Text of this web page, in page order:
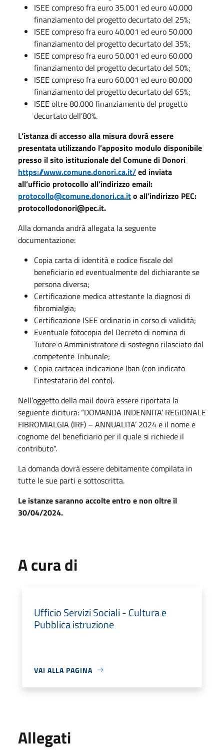
ISEE compreso fra euro 35.001 ed euro 40.000
finanziamento del progetto decurtato del 25%;
ISEE compreso fra euro 40.001 ed euro 50.000
finanziamento del progetto decurtato del 35%;
ISEE compreso fra euro 50.001 ed euro 60.000
finanziamento del progetto decurtato del 50%;
ISEE compreso fra euro 60.001 ed euro 80.000
finanziamento del progetto decurtato del 65%;
ISEE oltre 80.000 finanziamento del progetto
decurtato dell’80%.
L’istanza di accesso alla misura dovrà essere
presentata utilizzando l’apposito modulo disponibile
presso il sito istituzionale del Comune di Donori
https://www.comune.donori.ca.it/ed inviata
all’ufficio protocollo all’indirizzo email:
protocollo@comune.donori.ca.ito all’indirizzo PEC:
protocollodonori@pec.it.
Alla domanda andrà allegata la seguente
documentazione:
Copia carta di identità e codice fiscale del
beneficiario ed eventualmente del dichiarante se
persona diversa;
Certificazione medica attestante la diagnosi di
fibromialgia;
Certificazione ISEE ordinario in corso di validità;
Eventuale fotocopia del Decreto di nomina di
Tutore o Amministratore di sostegno rilasciato dal
competente Tribunale;
Copia cartacea indicazione Iban (con indicato
l’intestatario del conto).
Nell’oggetto della mail dovrà essere riportata la
seguente dicitura: “DOMANDA INDENNITA’ REGIONALE
FIBROMIALGIA (IRF) – ANNUALITA’ 2024 e il nome e
cognome del beneficiario per il quale si richiede il
contributo".
La domanda dovrà essere debitamente compilata in
tutte le sue parti e sottoscritta.
Le istanze saranno accolte entro e non oltre il
30/04/2024.
A cura di
Ufficio Servizi Sociali - Cultura e
Pubblica istruzione
VAI ALLA PAGINA
Allegati